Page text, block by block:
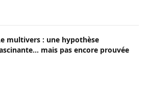
multivers : une hypothèse
mais pas encore prouvée